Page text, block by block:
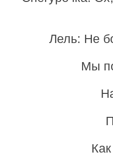
Лель: Не
Мы